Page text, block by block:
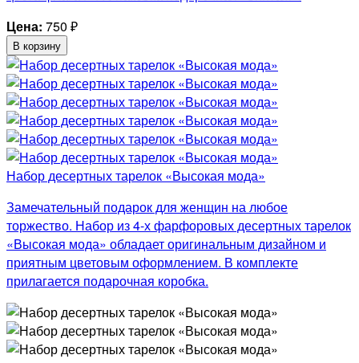
Цена: 750 ₽
В корзину
Набор десертных тарелок «Высокая мода»
Замечательный подарок для женщин на любое
торжество. Набор из 4-х фарфоровых десертных тарелок
«Высокая мода» обладает оригинальным дизайном и
приятным цветовым оформлением. В комплекте
прилагается подарочная коробка.